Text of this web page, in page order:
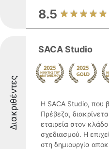
8.5
Διακριθέντες
SACA Studio
Η SACA Studio, που
Πρέβεζα,
εταιρεία στον
σχεδιασμού. Η
στη δημιουργία